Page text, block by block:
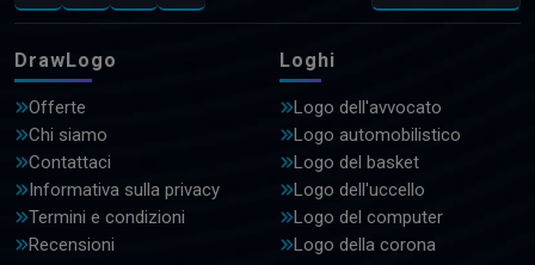
DrawLogo
Offerte
Chi siamo
Contattaci
Informativa sulla privacy
Termini e condizioni
Recensioni
Loghi
Logo dell'avvocato
Logo automobilistico
Logo del basket
Logo dell'uccello
Logo del computer
Logo della corona